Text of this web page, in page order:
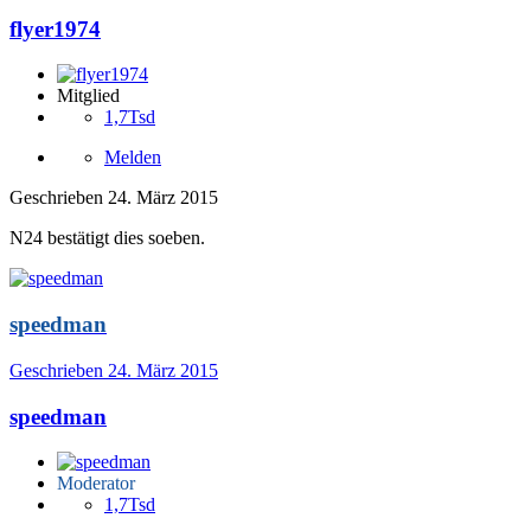
flyer1974
Mitglied
1,7Tsd
Melden
Geschrieben 24. März 2015
N24 bestätigt dies soeben.
speedman
Geschrieben 24. März 2015
speedman
Moderator
1,7Tsd